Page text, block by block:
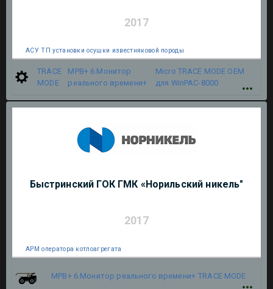
2017
АСУ ТП установки осушки известняковой породы
TRACE
MODE
МРВ+ 6.Монитор
реального времени+
Micro TRACE MODE OEM
для WinPAC-8000
Быстринский ГОК ГМК «Норильский никель"
2017
АРМ оператора котлоагрегата
МРВ+ 6.Монитор реального времени+ TRACE MODE